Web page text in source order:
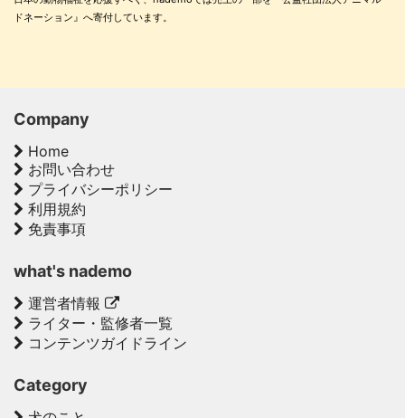
ドネーション』へ寄付しています。
Company
Home
お問い合わせ
プライバシーポリシー
利用規約
免責事項
what's nademo
運営者情報
ライター・監修者一覧
コンテンツガイドライン
Category